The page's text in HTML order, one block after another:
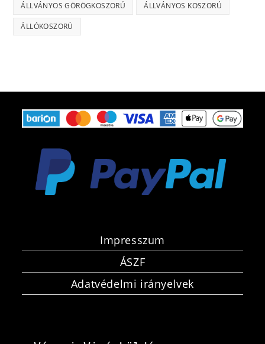
ÁLLVÁNYOS GÖRÖGKOSZORÚ ÁLLVÁNYOS KOSZORÚ
ÁLLÓKOSZORÚ
Impresszum
ÁSZF
Adatvédelmi irányelvek